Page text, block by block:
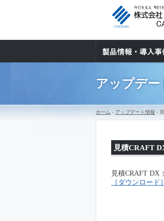
アップデー
ホーム › アップデート情報 ›
見積CRAFT
見積CRAFT DX
［ダウンロード